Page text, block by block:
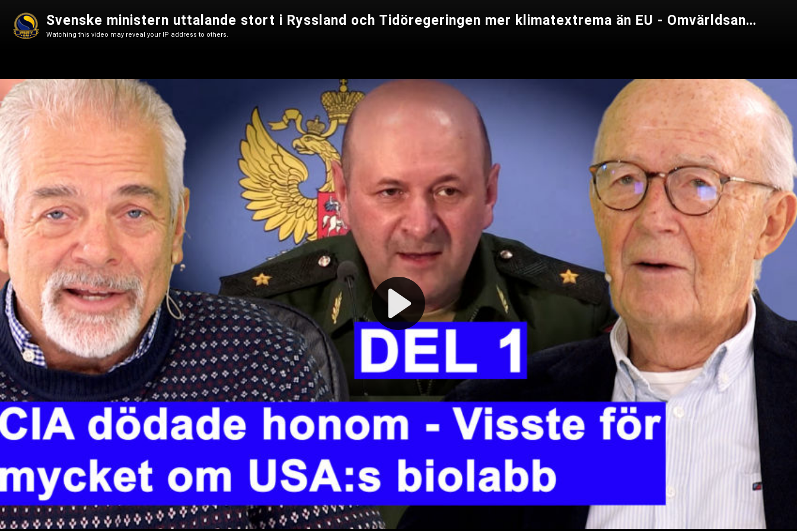
Play
Video
Svenske ministern uttalande stort i Ryssland och Tidöregeringen mer klimatextrema än EU - Omvärldsanalys 157 - DEL 1
Watching this video may reveal your IP address to others.